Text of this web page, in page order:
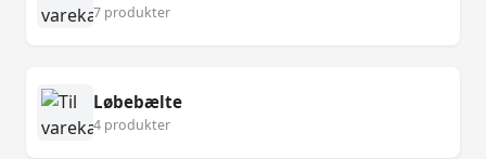
7 produkter
Løbebælte
4 produkter